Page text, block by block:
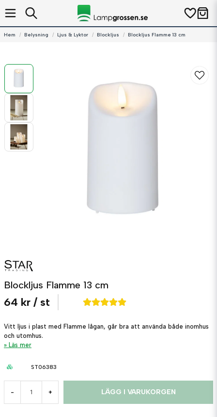
Hem Belysning Ljus & Lyktor Blockljus Blockljus Flamme 13 cm
Blockljus Flamme 13 cm
64 kr / st
Vitt ljus i plast med Flamme lågan, går bra att använda både inomhus
och utomhus.
Läs mer
ST06383
- + LÄGG I VARUKORGEN